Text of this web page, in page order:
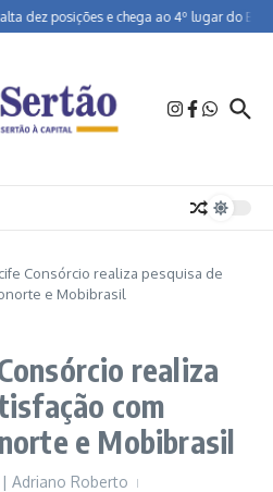
dez posições e chega ao 4º lugar do
Consórcio realiza pesquisa de
e Mobibrasil
realiza
com
e Mobibrasil
Adriano Roberto